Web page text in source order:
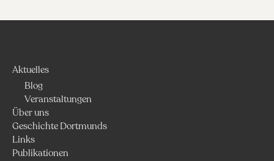
Aktuelles
Blog
Veranstaltungen
Über uns
Geschichte Dortmunds
Links
Publikationen